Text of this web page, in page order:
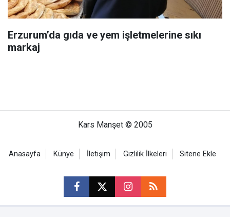
Erzurum’da gıda ve yem işletmelerine sıkı
markaj
Kars Manşet © 2005
Anasayfa Künye İletişim Gizlilik İlkeleri Sitene Ekle